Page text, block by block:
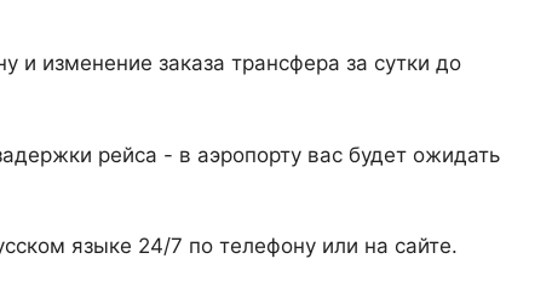
изменение заказа трансфера за сутки до
рейса - в аэропорту вас будет ожидать
языке 24/7 по телефону или на сайте.